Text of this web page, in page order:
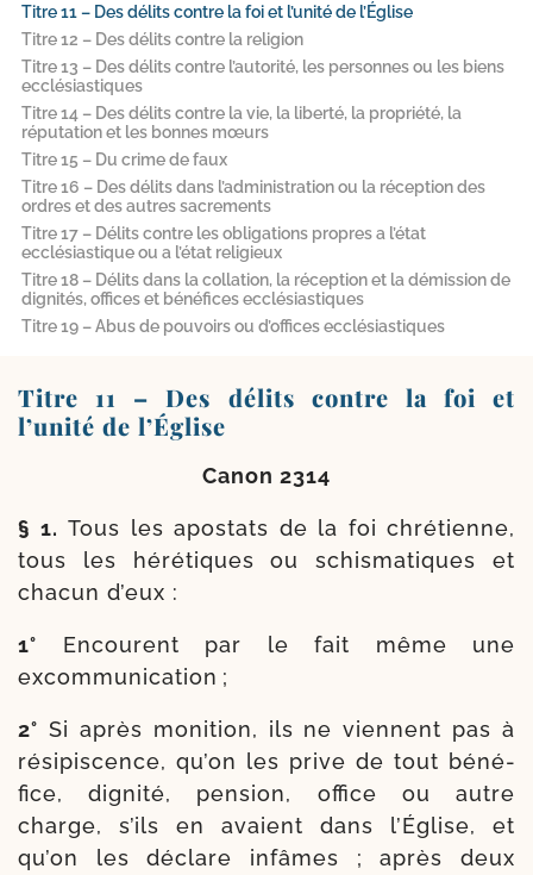
Titre 11 – Des délits contre la foi et l’unité de l’Église
Titre 12 – Des délits contre la religion
Titre 13 – Des délits contre l’autorité, les personnes ou les biens
ecclésiastiques
Titre 14 – Des délits contre la vie, la liberté, la propriété, la
réputation et les bonnes mœurs
Titre 15 – Du crime de faux
Titre 16 – Des délits dans l’administration ou la réception des
ordres et des autres sacrements
Titre 17 – Délits contre les obligations propres a l’état
ecclésiastique ou a l’état religieux
Titre 18 – Délits dans la collation, la réception et la démission de
dignités, offices et bénéfices ecclésiastiques
Titre 19 – Abus de pouvoirs ou d’offices ecclésiastiques
Titre 11 – Des délits contre la foi et
l’unité de l’Église
Canon 2314
§ 1. Tous les apos­tats de la foi chré­tienne,
tous les héré­tiques ou schis­ma­tiques et
cha­cun d’eux :
1° Encourent par le fait même une
excommunication ;
2° Si après moni­tion, ils ne viennent pas à
rési­pis­cence, qu’on les prive de tout béné­
fice, digni­té, pen­sion, office ou autre
charge, s’ils en avaient dans l’Église, et
qu’on les déclare infâmes ; après deux